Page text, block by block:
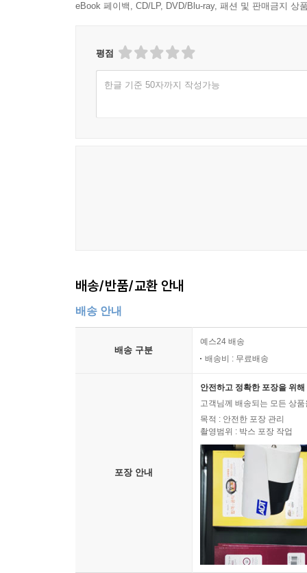
eBook 페이백, CD/LP, DVD/Blu-ray, 패션 및 판매금지 상
평점
한글 기준 50자까지 작성가능
배송/반품/교환 안내
배송 안내
배송 구분
예스24 배송
배송비 : 무료배송
포장 안내
안전하고 정확한 포장을 위
고객님께 배송되는 모든 상
목적 : 안전한 포장 관리
촬영범위 : 박스 포장 작업